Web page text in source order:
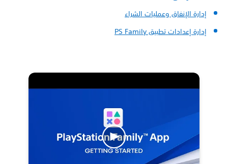
إدارة الإنفاق وعمليات الشراء
إدارة إعدادات تطبيق PS Family